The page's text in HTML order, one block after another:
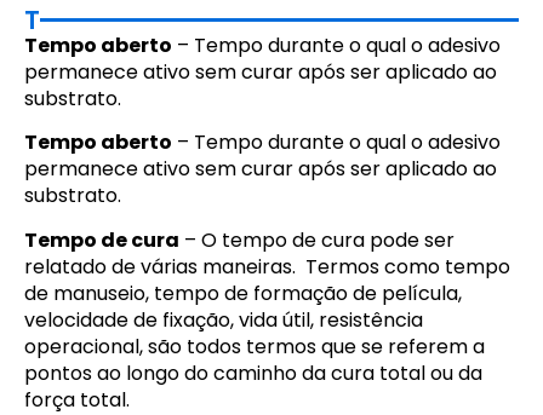
T
Tempo aberto – Tempo durante o qual o adesivo
permanece ativo sem curar após ser aplicado ao
substrato.
Tempo aberto – Tempo durante o qual o adesivo
permanece ativo sem curar após ser aplicado ao
substrato.
Tempo de cura – O tempo de cura pode ser
relatado de várias maneiras. Termos como tempo
de manuseio, tempo de formação de película,
velocidade de fixação, vida útil, resistência
operacional, são todos termos que se referem a
pontos ao longo do caminho da cura total ou da
força total.